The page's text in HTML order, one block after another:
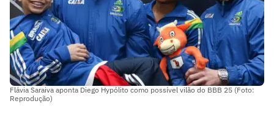
Flávia Saraiva aponta Diego Hypólito como possível vilão do BBB 25 (Foto:
Reprodução)